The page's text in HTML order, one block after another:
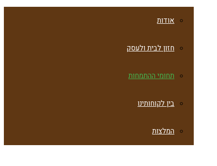
אודות
חזון לבית ולעסק
תחומי ההתמחות
בין לקוחותינו
המלצות